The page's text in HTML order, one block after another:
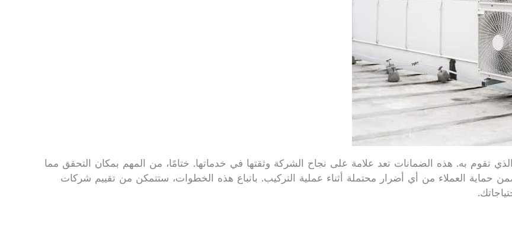
تقوم به. هذه الضمانات تعد علامة على نجاح الشركة وثقتها في خدماتها. ختامًا، من المهم بمكان التحقق مما
حماية العملاء من أي أضرار محتملة أثناء عملية التركيب. باتباع هذه الخطوات، ستتمكن من تقييم شركات